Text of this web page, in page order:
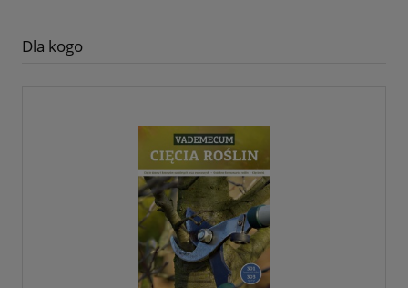
Dla kogo